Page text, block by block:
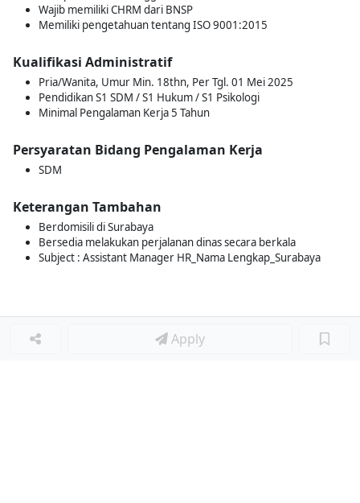
Wajib memiliki CHRM dari BNSP
Memiliki pengetahuan tentang ISO 9001:2015
Kualifikasi Administratif
Pria/Wanita, Umur Min. 18thn, Per Tgl. 01 Mei 2025
Pendidikan S1 SDM / S1 Hukum / S1 Psikologi
Minimal Pengalaman Kerja 5 Tahun
Persyaratan Bidang Pengalaman Kerja
SDM
Keterangan Tambahan
Berdomisili di Surabaya
Bersedia melakukan perjalanan dinas secara berkala
Subject : Assistant Manager HR_Nama Lengkap_Surabaya
Apply